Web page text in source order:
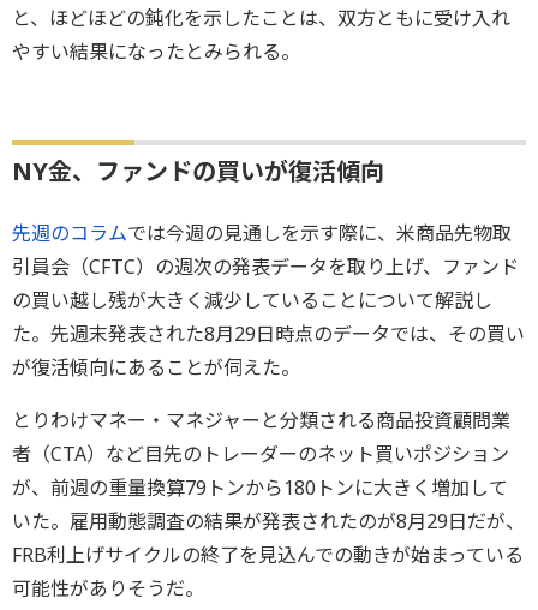
と、ほどほどの鈍化を示したことは、双方ともに受け入れ
やすい結果になったとみられる。
NY金、ファンドの買いが復活傾向
先週のコラムでは今週の見通しを示す際に、米商品先物取
引員会（CFTC）の週次の発表データを取り上げ、ファンド
の買い越し残が大きく減少していることについて解説し
た。先週末発表された8月29日時点のデータでは、その買い
が復活傾向にあることが伺えた。
とりわけマネー・マネジャーと分類される商品投資顧問業
者（CTA）など目先のトレーダーのネット買いポジション
が、前週の重量換算79トンから180トンに大きく増加して
いた。雇用動態調査の結果が発表されたのが8月29日だが、
FRB利上げサイクルの終了を見込んでの動きが始まっている
可能性がありそうだ。